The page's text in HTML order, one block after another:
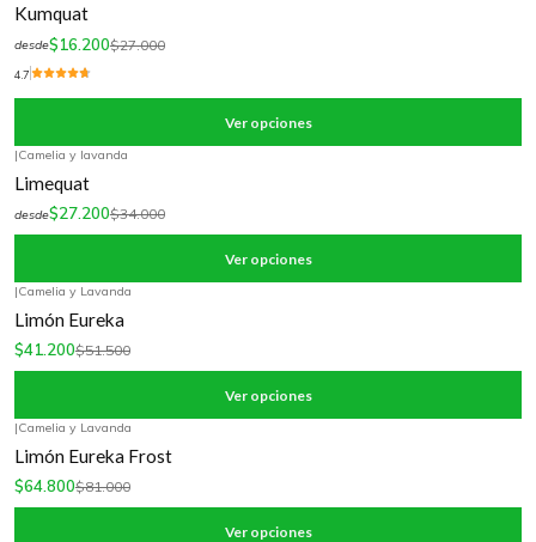
Kumquat
desde$16.200$27.000
4.7
Ver opciones
|Camelia y lavanda
Limequat
desde$27.200$34.000
Ver opciones
|Camelia y Lavanda
Limón Eureka
$41.200$51.500
Ver opciones
|Camelia y Lavanda
Limón Eureka Frost
$64.800$81.000
Ver opciones